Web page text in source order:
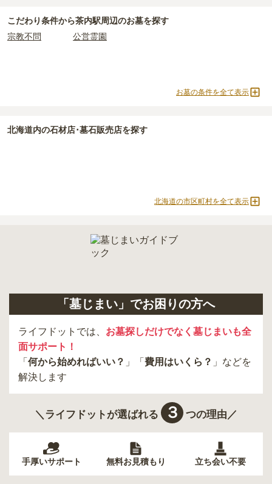
こだわり条件から茶内駅周辺のお墓を探す
宗教不問
公営霊園
お墓の条件を全て表示
北海道内の石材店･墓石販売店を探す
北海道の市区町村を全て表示
「墓じまい」でお困りの方へ
ライフドットでは、 お墓探しだけでなく墓じまいも全
面サポート！
「 何から始めればいい？ 」「 費用はいくら？ 」などを
解決します
＼ライフドットが選ばれる ３ つの理由／
手厚いサポート 無料お見積もり 立ち会い不要